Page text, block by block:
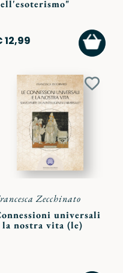
12,99
AL
Zecchinato
universali
la nostra vita (le)